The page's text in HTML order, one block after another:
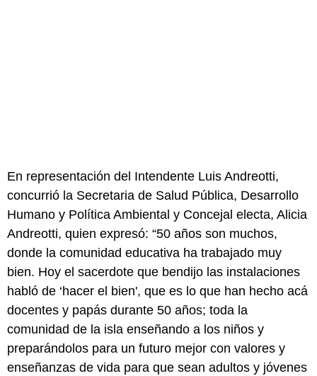
En representación del Intendente Luis Andreotti,
concurrió la Secretaria de Salud Pública, Desarrollo
Humano y Política Ambiental y Concejal electa, Alicia
Andreotti, quien expresó: “50 años son muchos,
donde la comunidad educativa ha trabajado muy
bien. Hoy el sacerdote que bendijo las instalaciones
habló de ‘hacer el bien', que es lo que han hecho acá
docentes y papás durante 50 años; toda la
comunidad de la isla enseñando a los niños y
preparándolos para un futuro mejor con valores y
enseñanzas de vida para que sean adultos y jóvenes